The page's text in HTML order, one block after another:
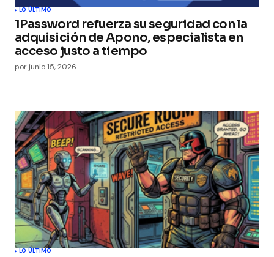
LO ÚLTIMO
1Password refuerza su seguridad con la
adquisición de Apono, especialista en
acceso justo a tiempo
por junio 15, 2026
LO ÚLTIMO